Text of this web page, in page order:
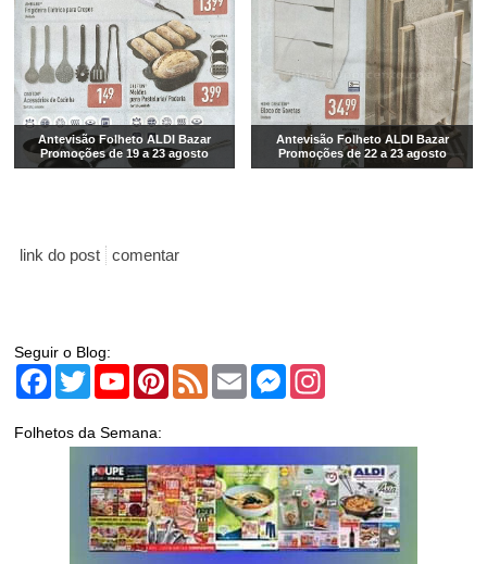
Antevisão Folheto ALDI Bazar
Promoções de 19 a 23 agosto
Antevisão Folheto ALDI Bazar
Promoções de 22 a 23 agosto
link do post comentar
Seguir o Blog:
Facebook
TwitterYouTubePinterest
Feed Email Messenger
Folhetos da Semana: